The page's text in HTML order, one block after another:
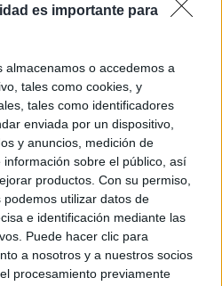
es importante para
almacenamos o accedemos a
tales como cookies, y
tales como identificadores
enviada por un dispositivo,
y anuncios, medición de
sobre el público, así
productos. Con su permiso,
utilizar datos de
e identificación mediante las
Puede hacer clic para
a nosotros y a nuestros socios
procesamiento previamente